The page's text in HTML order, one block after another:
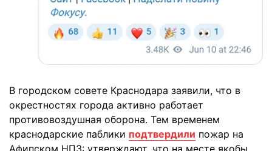
В городском совете Краснодара заявили, что в
окрестностях города активно работает
противовоздушная оборона. Тем временем
краснодарские паблики подтвердили пожар на
Афипском НПЗ: утверждают, что на месте якобы